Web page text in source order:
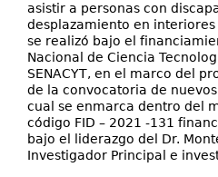
asistir a personas con
desplazamiento en
se realizó bajo el
Nacional de Ciencia
SENACYT, en el marco del
de la convocatoria de
cual se enmarca dentro del
código FID – 2021 -131
bajo el liderazgo del Dr.
Investigador Principal e